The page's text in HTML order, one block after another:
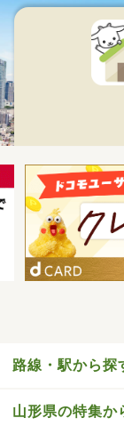
路線・駅から探
山形県の特集か